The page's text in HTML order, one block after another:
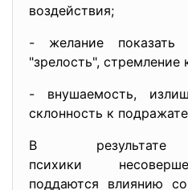
воздействия;
- желание
"зрелость", стремление
- внушаемость,
склонность к
В результате
психики
поддаются влиянию